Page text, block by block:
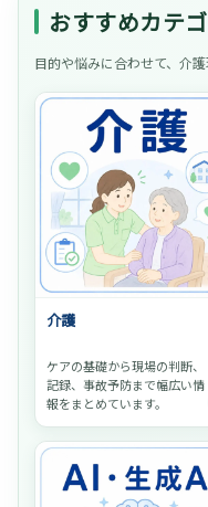
おすすめカテ
目的や悩みに合わせて、介
介護
ケアの基礎から現場の判断、
記録、事故予防まで幅広い情
報をまとめています。